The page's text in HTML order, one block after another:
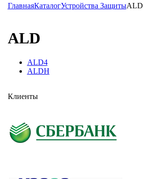
ГлавнаяКаталогУстройства ЗащитыALD
ALD
ALD4
ALDH
Клиенты